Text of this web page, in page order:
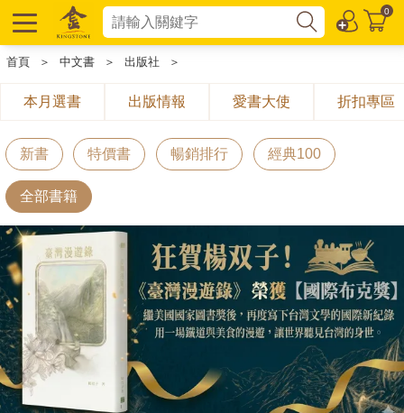
0
首頁 ＞ 中文書 ＞ 出版社 ＞
本月選書 出版情報 愛書大使 折扣專區
新書 特價書 暢銷排行 經典100
全部書籍